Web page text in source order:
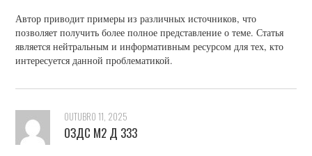
Автор приводит примеры из различных источников, что
позволяет получить более полное представление о теме. Статья
является нейтральным и информативным ресурсом для тех, кто
интересуется данной проблематикой.
OUTUBRO 11, 2025
ОЗДС М2 Д 333